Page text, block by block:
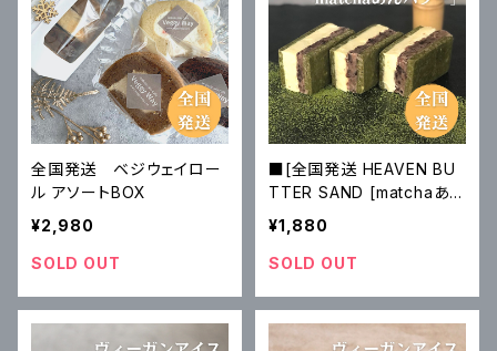
全国発送 ベジウェイロー
ル アソートBOX
¥2,980
SOLD OUT
■[全国発送 HEAVEN BU
TTER SAND [matchaあん
バター］3個、箱入り
¥1,880
SOLD OUT